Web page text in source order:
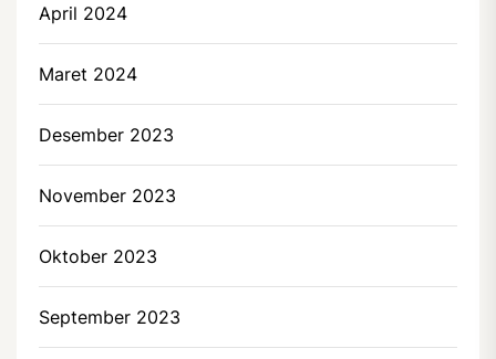
April 2024
Maret 2024
Desember 2023
November 2023
Oktober 2023
September 2023